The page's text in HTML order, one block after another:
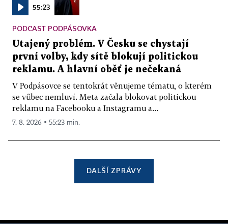
55:23
PODCAST PODPÁSOVKA
Utajený problém. V Česku se chystají
první volby, kdy sítě blokují politickou
reklamu. A hlavní oběť je nečekaná
V Podpásovce se tentokrát věnujeme tématu, o kterém
se vůbec nemluví. Meta začala blokovat politickou
reklamu na Facebooku a Instagramu a...
7. 8. 2026 ▪ 55:23 min.
DALŠÍ ZPRÁVY